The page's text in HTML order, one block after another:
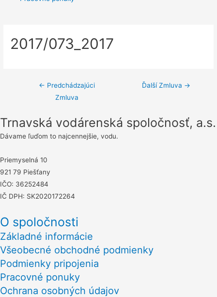
2017/073_2017
Navigácia
článku
← Predchádzajúci
Zmluva
Ďalší Zmluva →
Trnavská vodárenská spoločnosť, a.s.
Dávame ľuďom to najcennejšie, vodu.
Priemyselná 10
921 79 Piešťany
IČO: 36252484
IČ DPH: SK2020172264
O spoločnosti
Základné informácie
Všeobecné obchodné podmienky
Podmienky pripojenia
Pracovné ponuky
Ochrana osobných údajov